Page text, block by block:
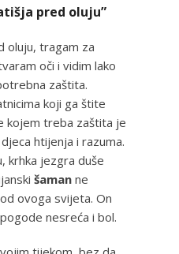
pred oluju”
oluju, tragam za
oči i vidim lako
zaštita.
koji ga štite
kojem treba zaštita je
htijenja i razuma.
krhka jezgra duše
šaman ne
ovoga svijeta. On
nesreća i bol.